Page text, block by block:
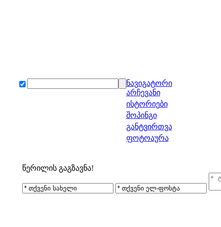
ნავიგატორი
არჩევანი
ისტორიები
შოპინგი
განტვირთვა
ფოტოაურა
წერილის გაგზავნა!